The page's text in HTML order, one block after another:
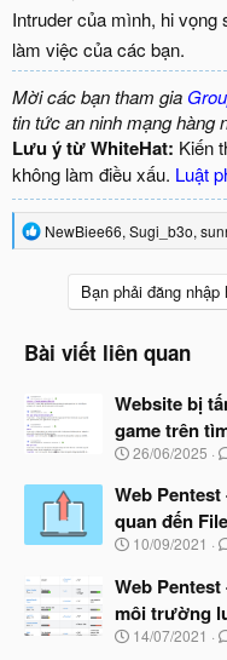
Intruder của mình, hi
làm việc của các bạn.
Mời các bạn tham gia
tin tức an ninh mạng hàng
Lưu ý từ WhiteHat: Kiến
không làm điều xấu. Luật
R
e
o
n
:
NewBiee66, Sugi_b3o,
Bạn phải đăng
Bài viết liên quan
Website bị
game trên
N
à
b
ắ
đ
ầ
u
26/06/2025
Web
quan đến
N
à
y
b
ắ
10/09/2021
Web
môi trường
N
14/07/2021